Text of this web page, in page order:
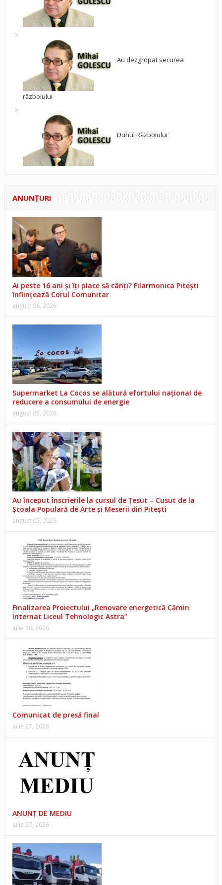
Au dezgropat securea
războiului
Duhul Războiului
ANUNŢURI
Ai peste 16 ani și îți place să cânți? Filarmonica Pitești
înființează Corul Comunitar
august 06, 2026
Supermarket La Cocos se alătură efortului național de
reducere a consumului de energie
august 05, 2026
Au început înscrierile la cursul de Țesut – Cusut de la
Școala Populară de Arte și Meserii din Pitești
august 05, 2026
Finalizarea Proiectului „Renovare energetică Cămin
Internat Liceul Tehnologic Astra”
iulie 30, 2026
Comunicat de presă final
iulie 27, 2026
ANUNŢ DE MEDIU
iulie 27, 2026